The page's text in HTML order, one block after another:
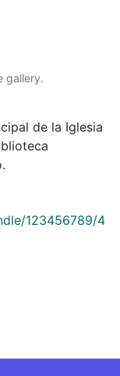
gallery.
de la Iglesia
123456789/4